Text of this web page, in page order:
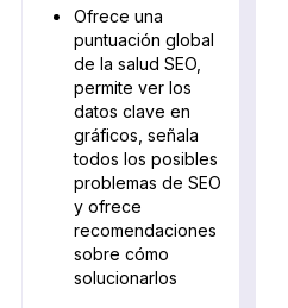
Ofrece una
puntuación global
de la salud SEO,
permite ver los
datos clave en
gráficos, señala
todos los posibles
problemas de SEO
y ofrece
recomendaciones
sobre cómo
solucionarlos